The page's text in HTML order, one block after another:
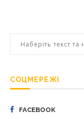
СОЦМЕРЕЖІ
FACEBOOK